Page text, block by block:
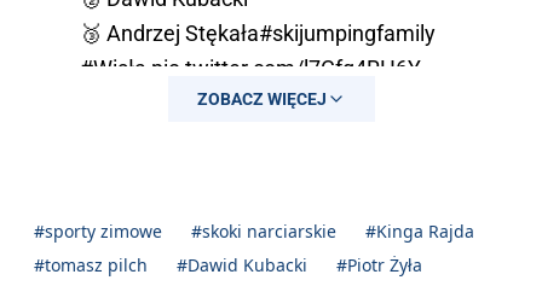
🥉 Andrzej Stękała#skijumpingfamily
#Wisła pic.twitter.com/l7Cfq4RH6Y
ZOBACZ WIĘCEJ
#sporty zimowe #skoki narciarskie
#Kinga Rajda
#tomasz pilch
#Dawid Kubacki
#Piotr Żyła